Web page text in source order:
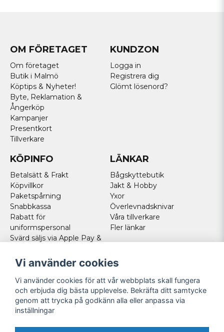
OM FÖRETAGET
Om företaget
Butik i Malmö
Köptips & Nyheter!
Byte, Reklamation &
Ångerköp
Kampanjer
Presentkort
Tillverkare
KUNDZON
Logga in
Registrera dig
Glömt lösenord?
KÖPINFO
Betalsätt & Frakt
Köpvillkor
Paketspårning
Snabbkassa
Rabatt för
uniformspersonal
Svärd säljs via Apple Pay &
Norska kunder
Cookies
LÄNKAR
Bågskyttebutik
Jakt & Hobby
Yxor
Överlevnadsknivar
Våra tillverkare
Fler länkar
FÖLJ OSS
Facebook
Instagram
Youtube
Vi använder cookies
Vi använder cookies för att vår webbplats skall fungera
och erbjuda dig bästa upplevelse. Bekräfta ditt samtycke
genom att trycka på godkänn alla eller anpassa via
inställningar